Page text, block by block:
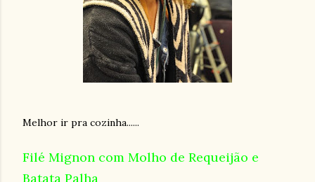
Melhor ir pra cozinha......
Filé Mignon com Molho de Requeijão e
Batata Palha